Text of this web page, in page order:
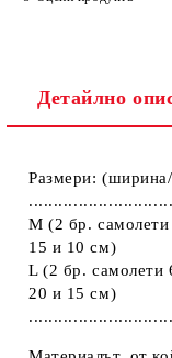
Ние ще се свържем
Детайлно
Размери:
M (2 бр.
15 и 10 см)
L (2 бр. самолети
20 и 15 см)